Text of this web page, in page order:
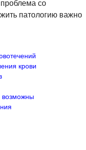
со
патологию важно
крови
возможны